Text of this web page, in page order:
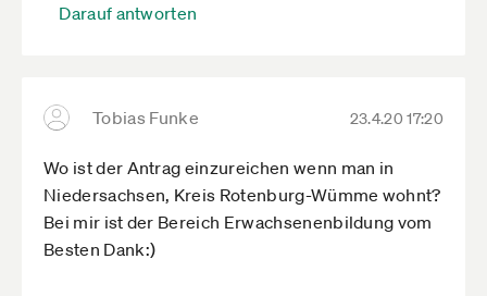
Darauf antworten
Tobias Funke 23.4.20 17:20
Wo ist der Antrag einzureichen wenn man in
Niedersachsen, Kreis Rotenburg-Wümme wohnt?
Bei mir ist der Bereich Erwachsenenbildung vom
Besten Dank:)